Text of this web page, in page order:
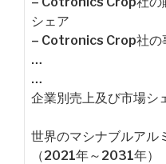
シェア
– Cotronics Crop社の
…
…
企業別売上及び市場シ
世界のマシナブルアル
（2021年～2031年）